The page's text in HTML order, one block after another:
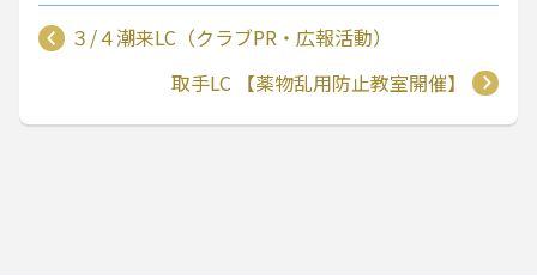
３/４潮来LC（クラブPR・広報活動）
取手LC 【薬物乱用防止教室開催】